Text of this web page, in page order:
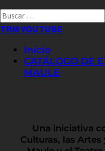
Buscar
por:
TRM YOUTUBE
Inicio
CATÁLOGO DE
MAULE
Una iniciativa
Culturas, las